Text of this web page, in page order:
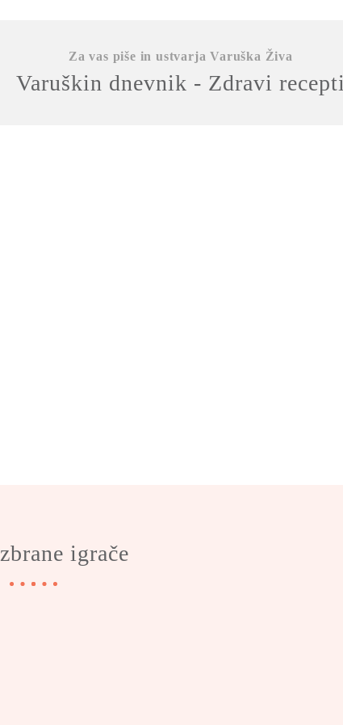
Za vas piše in ustvarja Varuška Živa
Varuškin dnevnik - Zdravi recepti
igrače